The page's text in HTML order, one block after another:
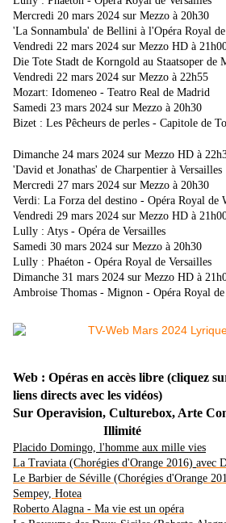
Mercredi 20 mars 2024 sur Mezzo à 20h30
'La Sonnambula' de Bellini à l'Opéra Royal
Vendredi 22 mars 2024 sur Mezzo HD à
Die Tote Stadt de Korngold au Staatsoper de
Vendredi 22 mars 2024 sur Mezzo à 22h55
Mozart: Idomeneo - Teatro Real de Madrid
Samedi 23 mars 2024 sur Mezzo à 20h30
Bizet : Les Pêcheurs de perles - Capitole de
Dimanche 24 mars 2024 sur Mezzo HD à
'David et Jonathas' de Charpentier à Versailles
Mercredi 27 mars 2024 sur Mezzo à 20h30
Verdi: La Forza del destino - Opéra Royal de
Vendredi 29 mars 2024 sur Mezzo HD à
Lully : Atys - Opéra de Versailles
Samedi 30 mars 2024 sur Mezzo à 20h30
Lully : Phaéton - Opéra Royal de Versailles
Dimanche 31 mars 2024 sur Mezzo HD à
Ambroise Thomas - Mignon - Opéra Royal
Web : Opéras en accès libre (cliquez
liens directs avec les vidéos)
Sur Operavision, Culturebox, Arte
Illimité
Placido Domingo, l'homme aux mille vies
La Traviata (Chorégies d'Orange 2016) avec
Le Barbier de Séville (Chorégies d'Orange
Sempey, Hotea
Roberto Alagna - Ma vie est un opéra